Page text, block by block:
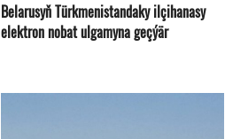
Belarusyň Türkmenistandaky ilçihanasy
elektron nobat ulgamyna geçýär